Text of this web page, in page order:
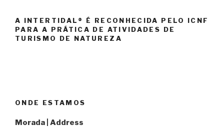
A INTERTIDAL® É RECONHECIDA PELO ICNF
PARA A PRÁTICA DE ATIVIDADES DE
TURISMO DE NATUREZA
ONDE ESTAMOS
Morada | Address